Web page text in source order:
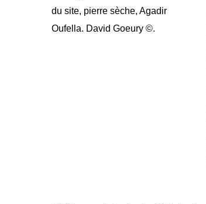
du site, pierre sèche, Agadir
Oufella. David Goeury ©.